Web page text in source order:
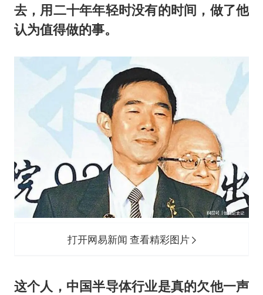
去，用二十年年轻时没有的时间，做了他
认为值得做的事。
打开网易新闻 查看精彩图片
这个人，中国半导体行业是真的欠他一声